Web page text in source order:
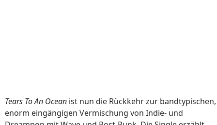
Tears To An Ocean ist nun die Rückkehr zur bandtypischen,
enorm eingängigen Vermischung von Indie- und